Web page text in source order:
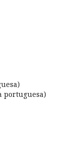
portuguesa)